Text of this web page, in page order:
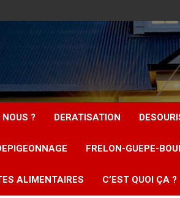
? DERATISATION
FRELON-GUEPE-
ALIMENTAIRES C’EST QUOI ÇA ?